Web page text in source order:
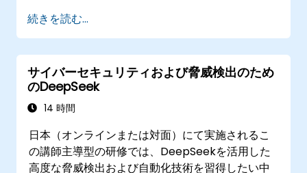
み込める
継続的な脅威管理のためのツールや技術を活
用できる
セキュリティ対策の妥当性を検証し改善する
戦略を立案できる
続きを読む...
サイバーセキュリティおよび脅威検出のため
のDeepSeek
14 時間
日本（オンラインまたは対面）にて実施されるこ
の講師主導型の研修では、DeepSeekを活用した
高度な脅威検出および自動化技術を習得したい中